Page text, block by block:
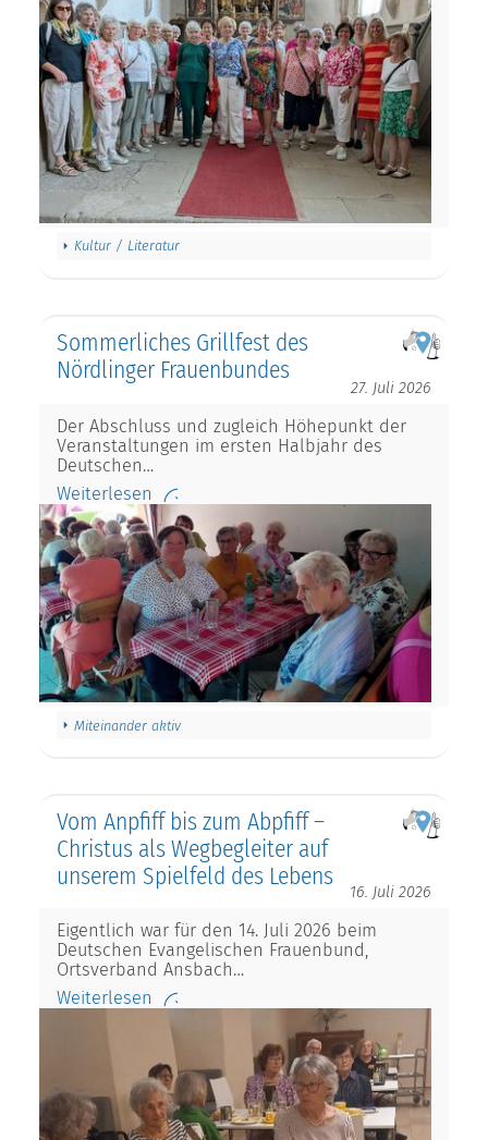
Kultur / Literatur
Sommerliches Grillfest des
Nördlinger Frauenbundes
27. Juli 2026
Der Abschluss und zugleich Höhepunkt der
Veranstaltungen im ersten Halbjahr des
Deutschen…
Weiterlesen
Miteinander aktiv
Vom Anpfiff bis zum Abpfiff –
Christus als Wegbegleiter auf
unserem Spielfeld des Lebens
16. Juli 2026
Eigentlich war für den 14. Juli 2026 beim
Deutschen Evangelischen Frauenbund,
Ortsverband Ansbach…
Weiterlesen